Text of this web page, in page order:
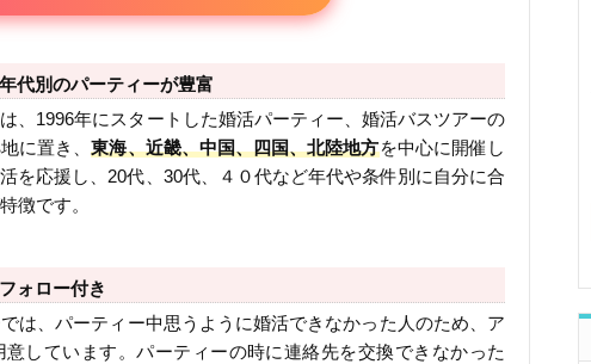
代別のパーティーが豊富
、1996年にスタートした婚活パーティー、婚活バスツアーの
に置き、東海、近畿、中国、四国、北陸地方を中心に開催し
を応援し、20代、30代、４０代など年代や条件別に自分に合
徴です。
ォロー付き
は、パーティー中思うように婚活できなかった人のため、ア
しています。パーティーの時に連絡先を交換できなかった